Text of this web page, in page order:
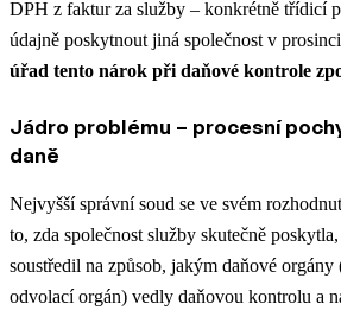
DPH z faktur za služby – konkrétně třídicí
údajně poskytnout jiná společnost v
úřad tento nárok při daňové kontrole
Jádro problému – procesní
daně
Nejvyšší správní soud se ve svém
to, zda společnost služby skutečně
soustředil na způsob, jakým daňové orgány
odvolací orgán) vedly daňovou kontrolu a